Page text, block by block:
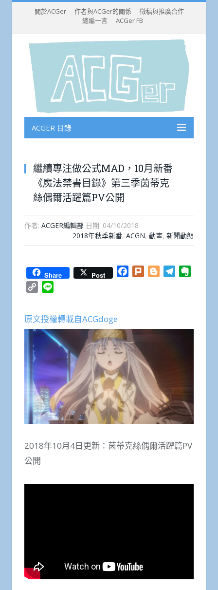
關於ACGer 作者與ACGer的關係
徵稿與推廣合作
總編一言
ACGer FB
ACGER 目錄
繼續專注做公式MAD，10月新番
《魔法禁書目錄》第三季茵蒂克
絲偶爾活躍篇PV公開
作者: ACGER編輯部 日期: 04/10/2018
2018年秋季新番, ACGN, 動畫, 新聞動態
Share Post Facebook
Plurk BloggerTelegram
Copy
原文授權轉載自ACGdoge
2018年10月4日更新：茵蒂克絲偶爾活躍篇PV
公開